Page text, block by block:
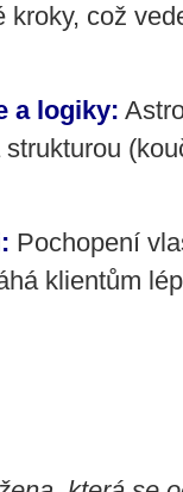
kroky, což
a logiky:
Pochopení
klientům